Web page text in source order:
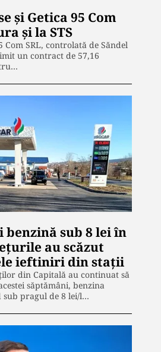
și Getica 95 Com
și la STS
Com SRL, controlată de Săndel
un contract de 57,16
benzină sub 8 lei în
au scăzut
ieftiniri din stații
din Capitală au continuat să
săptămâni, benzina
pragul de 8 lei/l…